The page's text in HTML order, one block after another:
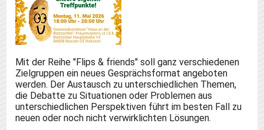
Mit der Reihe "Flips & friends" soll ganz verschiedenen
Zielgruppen ein neues Gesprächsformat angeboten
werden. Der Austausch zu unterschiedlichen Themen,
die Debatte zu Situationen oder Problemen aus
unterschiedlichen Perspektiven führt im besten Fall zu
neuen oder noch nicht verwirklichten Lösungen.